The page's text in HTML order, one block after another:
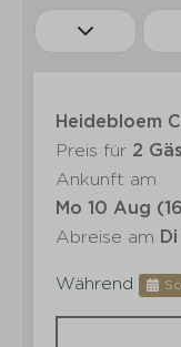
Heidebloem
Preis für 2
Ankunft am
Mo 10 Aug
Abreise am
Während